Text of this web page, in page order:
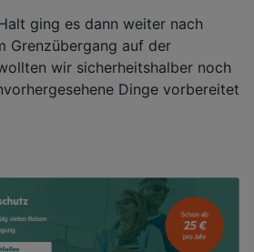
ging es dann weiter nach
Grenzübergang auf der
wir sicherheitshalber noch
Dinge vorbereitet